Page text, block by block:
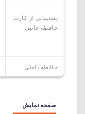
پشتیبانی از کارت
حافظه جانبی
حافظه داخلی
صفحه نمایش